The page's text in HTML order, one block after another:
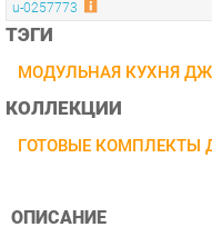
МОДУЛЬНАЯ КУХНЯ
КОЛЛЕКЦИИ
ГОТОВЫЕ КОМПЛЕКТЫ
ОПИСАНИЕ
прямоугольного профиля